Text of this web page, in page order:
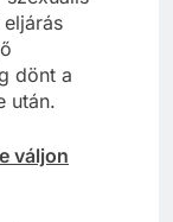
dönt a
után.
váljon